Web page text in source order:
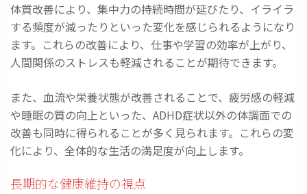
体質改善により、集中力の持続時間が延びたり、イライラ
する頻度が減ったりといった変化を感じられるようになり
ます。これらの改善により、仕事や学習の効率が上がり、
人間関係のストレスも軽減されることが期待できます。
また、血流や栄養状態が改善されることで、疲労感の軽減
や睡眠の質の向上といった、ADHD症状以外の体調面での
改善も同時に得られることが多く見られます。これらの変
化により、全体的な生活の満足度が向上します。
長期的な健康維持の視点